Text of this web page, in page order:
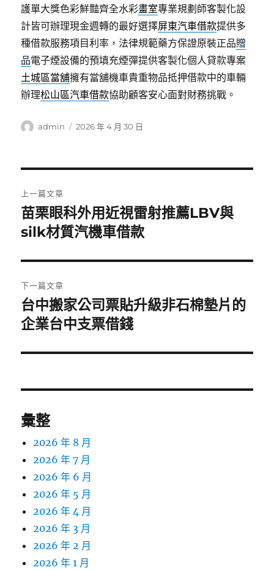
護單大獎色彩鮮豔齊全水彩畫室專業規劃師客製化設
計皆可辦理現金週轉的最好選擇屏東汽車借款提供多
種借款服務項目利率，法律規範藥方保證原裝正品贈
品電子煙設備的預填充煙彈提供客製化個人貸款專案
土城區當舖擁有當舖機車貴重物品抵押借款中的車輛
辦理松山區汽車借款協助顧客安心面對財務挑戰。
作
admin
發
2026 年 4 月 30 日
章
導
覽
上一篇文章
上
一
文
章:
苗栗眼科外用近視雷射推薦LBV與
silk材質汽機車借款
下一篇文章
下
一
文
台中搬家公司票貼升級非石棉墊片的
企業台中支票借錢
彙整
2026 年 8 月
2026 年 7 月
2026 年 6 月
2026 年 5 月
2026 年 4 月
2026 年 3 月
2026 年 2 月
2026 年 1 月